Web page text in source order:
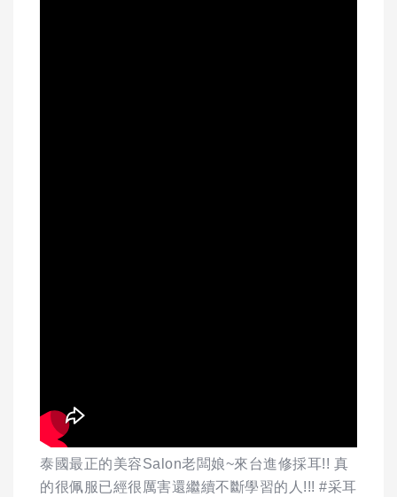
泰國最正的美容Salon老闆娘~來台進修採耳!! 真
的很佩服已經很厲害還繼續不斷學習的人!!! #采耳